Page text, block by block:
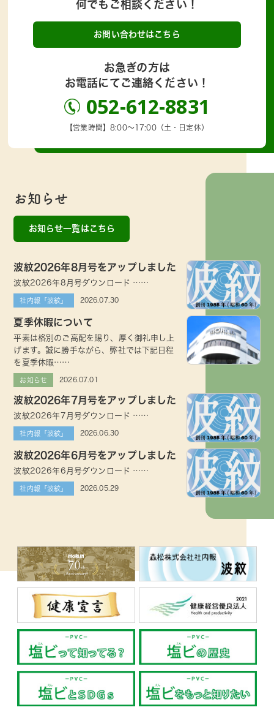
何でもご相談ください！
お問い合わせはこちら
お急ぎの方は
お電話にてご連絡ください！
052-612-8831
【営業時間】8:00～17:00（土・日定休）
お知らせ
お知らせ一覧はこちら
波紋2026年8月号をアップしました
波紋2026年8月号ダウンロード ……
社内報「波紋」 2026.07.30
夏季休暇について
平素は格別のご高配を賜り、厚く御礼申し上
げます。誠に勝手ながら、弊社では下記日程
を夏季休暇……
お知らせ 2026.07.01
波紋2026年7月号をアップしました
波紋2026年7月号ダウンロード ……
社内報「波紋」 2026.06.30
波紋2026年6月号をアップしました
波紋2026年6月号ダウンロード ……
社内報「波紋」 2026.05.29